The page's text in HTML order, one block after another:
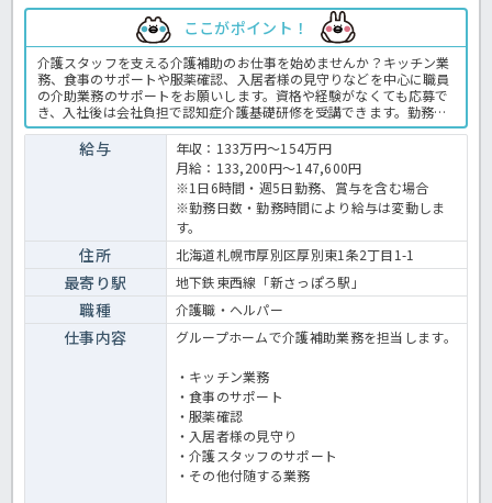
ここがポイント！
介護スタッフを支える介護補助のお仕事を始めませんか？キッチン業
務、食事のサポートや服薬確認、入居者様の見守りなどを中心に職員
の介助業務のサポートをお願いします。資格や経験がなくても応募で
き、入社後は会社負担で認知症介護基礎研修を受講できます。勤務は
10時から16時まで、週2日から相談可能です。介護の仕事に興味があ
る方や、ブランクのある方も歓迎！仕事内容や勤務条件について気に
なることがありましたら、お気軽にお問い合わせください。グループ
ホームでの介護業務全般です。 ＜介護職 パート グループホームの
給与
年収：133万円～154万円
月給：133,200円～147,600円
※1日6時間・週5日勤務、賞与を含む場合
※勤務日数・勤務時間により給与は変動しま
す。
住所 北海道札幌市厚別区厚別東1条2丁目1-1
最寄り駅 地下鉄東西線「新さっぽろ駅」
職種 介護職・ヘルパー
仕事内容 グループホームで介護補助業務を担当します。
・キッチン業務
・食事のサポート
・服薬確認
・入居者様の見守り
・介護スタッフのサポート
・その他付随する業務